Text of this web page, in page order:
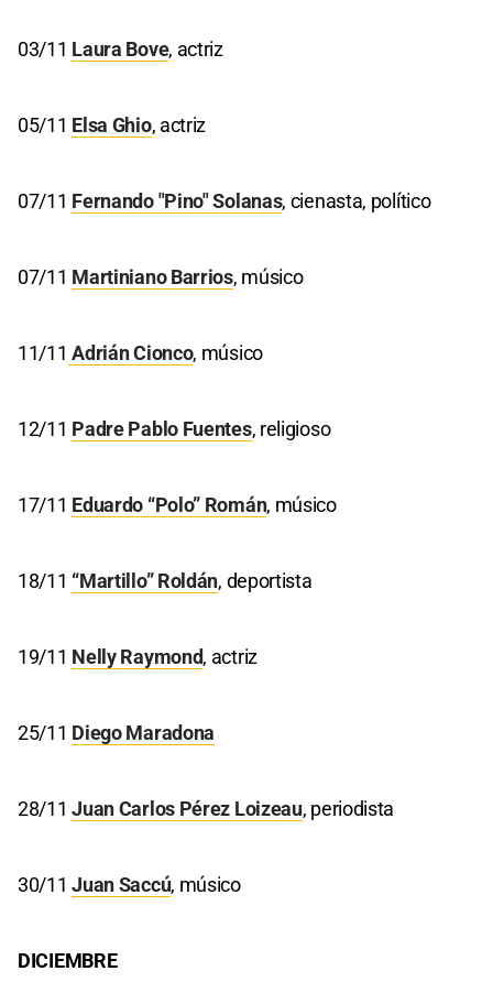
03/11 Laura Bove, actriz
05/11 Elsa Ghio, actriz
07/11 Fernando "Pino" Solanas, cienasta, político
07/11 Martiniano Barrios, músico
11/11 Adrián Cionco, músico
12/11 Padre Pablo Fuentes, religioso
17/11 Eduardo “Polo” Román, músico
18/11 “Martillo” Roldán, deportista
19/11 Nelly Raymond, actriz
25/11 Diego Maradona
28/11Juan Carlos Pérez Loizeau, periodista
30/11Juan Saccú, músico
DICIEMBRE